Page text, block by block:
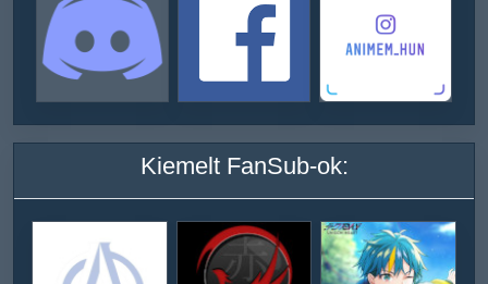
Kiemelt FanSub-ok: